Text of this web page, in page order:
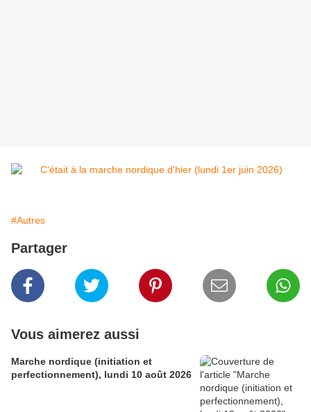
#Autres
Partager
Vous aimerez aussi
Marche nordique (initiation et
perfectionnement), lundi 10 août 2026